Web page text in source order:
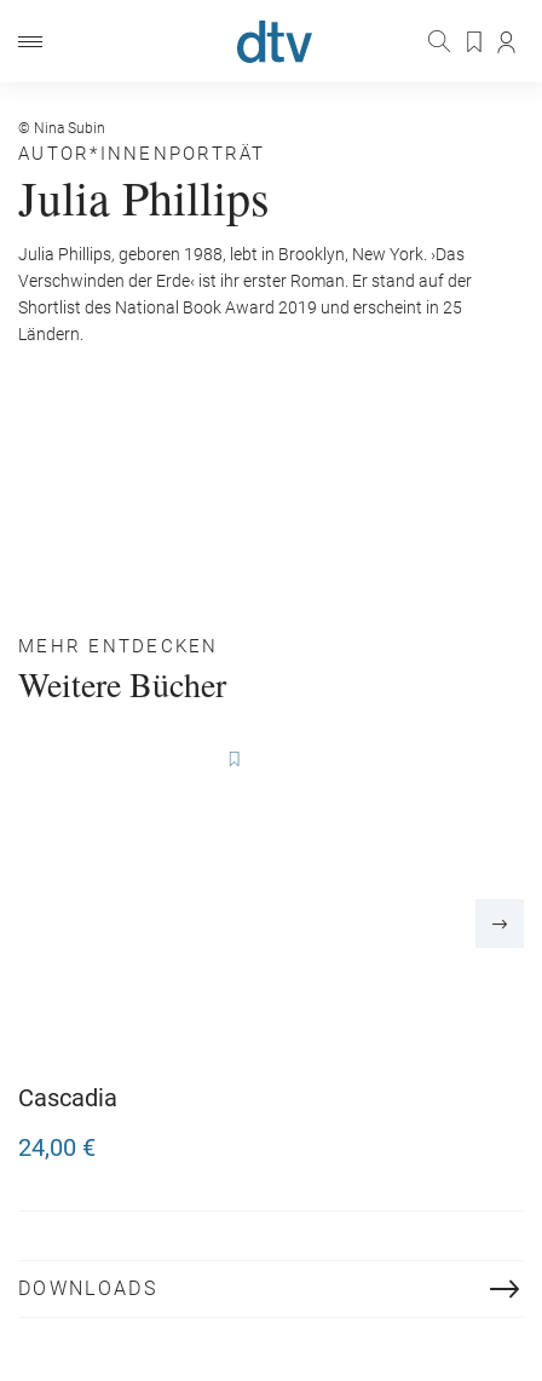
© Nina Subin
AUTOR*INNENPORTRÄT
Julia Phillips
Julia Phillips, geboren 1988, lebt in Brooklyn, New York. ›Das
Verschwinden der Erde‹ ist ihr erster Roman. Er stand auf der
Shortlist des National Book Award 2019 und erscheint in 25
Ländern.
MEHR ENTDECKEN
Weitere Bücher
Cascadia
24,00 €
DOWNLOADS